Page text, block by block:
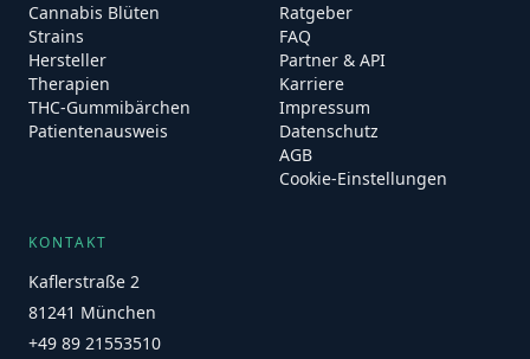
Cannabis Blüten
Strains
Hersteller
Therapien
THC-Gummibärchen
Patientenausweis
Ratgeber
FAQ
Partner & API
Karriere
Impressum
Datenschutz
AGB
Cookie-Einstellungen
KONTAKT
Kaflerstraße 2
81241 München
+49 89 21553510